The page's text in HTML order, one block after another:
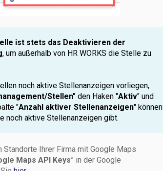
ist stets das Deaktivieren der
, um außerhalb von HR WORKS die Stelle zu
noch aktive Stellenanzeigen vorliegen,
Stellen" den Haken "Aktiv" und
"Anzahl aktiver Stellenanzeigen" können
noch aktive Stellenanzeigen gibt.
Ihrer Firma mit Google Maps
Maps API Keys” in der Google